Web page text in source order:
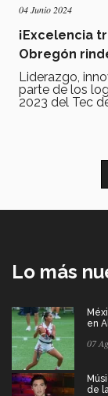
04 Junio 2024
¡Excelencia
Obregón
Liderazgo,
parte de los
2023 del Tec
Lo más
en
07
de